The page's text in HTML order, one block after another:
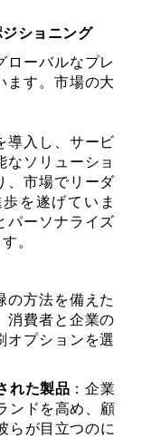
ショニング
ローバルなプレ
ます。市場の大
導入し、サービ
なソリューショ
、市場でリーダ
を遂げていま
パーソナライズ
。
の方法を備えた
消費者と企業の
オプションを選
れた製品 ：企業
ンドを高め、顧
らが目立つのに